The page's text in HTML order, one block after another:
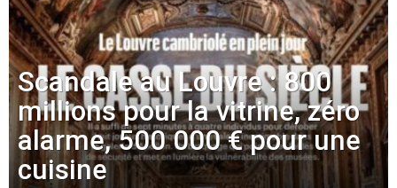
Scandale au Louvre : 800
millions pour la vitrine, zéro
alarme, 500 000 € pour une
cuisine